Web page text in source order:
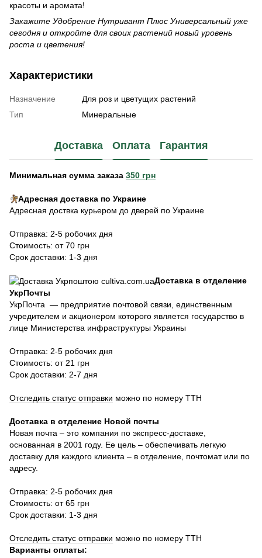
красоты и аромата!
Закажите Удобрение Нутривант Плюс Универсальный уже
сегодня и откройте для своих растений новый уровень
роста и цветения!
Характеристики
Назначение
Для роз и цветущих растений
Тип
Минеральные
Доставка Оплата Гарантия
Минимальная сумма заказа 350 грн
Адресная доставка по Украине
Адресная доствка курьером до дверей по Украине
Отправка: 2-5 робочих дня
Стоимость: от 70 грн
Срок доставки: 1-3 дня
Доставка в отделение
УкрПочты
УкрПочта — предприятие почтовой связи, единственным
учредителем и акционером которого является государство в
лице Министерства инфраструктуры Украины
Отправка: 2-5 робочих дня
Стоимость: от 21 грн
Срок доставки: 2-7 дня
Отследить статус отправки можно по номеру ТТН
Доставка в отделение Новой почты
Новая почта – это компания по экспресс-доставке,
основанная в 2001 году. Ее цель – обеспечивать легкую
доставку для каждого клиента – в отделение, почтомат или по
адресу.
Отправка: 2-5 робочих дня
Стоимость: от 65 грн
Срок доставки: 1-3 дня
Отследить статус отправки можно по номеру ТТН
Варианты оплаты: